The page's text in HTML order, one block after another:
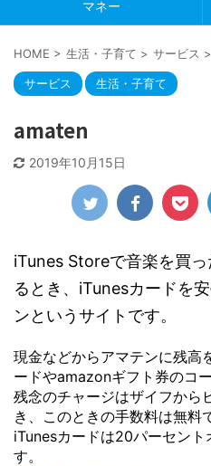
マネー
HOME > 生活・子育て > サービス >
サービス 生活・子育て
amaten
2019年10月15日
iTunes Storeで音楽を買
るとき、iTunesカードを
ンというサイトです。
現金などからアマテンに残高
ードやamazonギフト券のコ
残念のチャージはザイフから
き、このときの手数料は無料
iTunesカードは20パーセン
す。